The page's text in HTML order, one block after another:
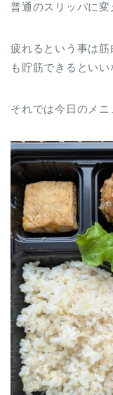
普通のスリッパに変
疲れるという事は
も貯筋できるといい
それでは今日のメニ